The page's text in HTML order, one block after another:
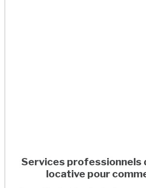
Services professionnels
locative pour